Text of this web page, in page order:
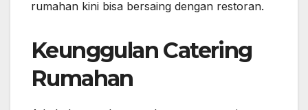
rumahan kini bisa bersaing dengan restoran.
Keunggulan Catering
Rumahan